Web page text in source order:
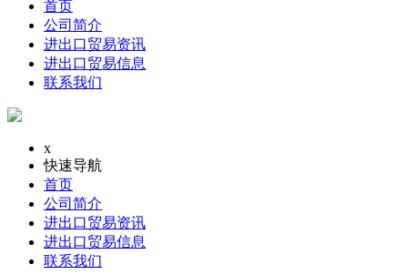
首页
公司简介
进出口贸易资讯
进出口贸易信息
联系我们
x
快速导航
首页
公司简介
进出口贸易资讯
进出口贸易信息
联系我们